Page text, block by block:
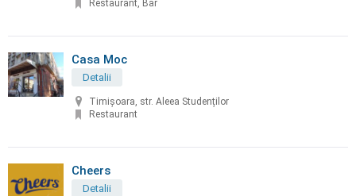
Restaurant, Bar
Casa Moc
Detalii
Timișoara, str. Aleea Studenților
Restaurant
Cheers
Detalii